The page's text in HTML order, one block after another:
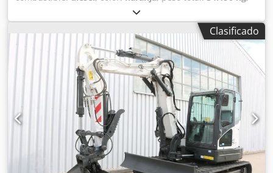
, tipo de mástil:
fabricación:2010, horas de funcionamiento:15.658 h,
Marcado CE, aire acondicionado, cabina,
ordenador de a bordo, orugas de acero, Excavadora de
cadenas Hitachi ZX350LCN-3 Crsdpfx Aoznwhlekcef Año
2010 15.658 horas Maquina usada Más info en la web de
Clasificado